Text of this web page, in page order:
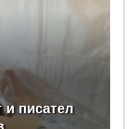
и писател